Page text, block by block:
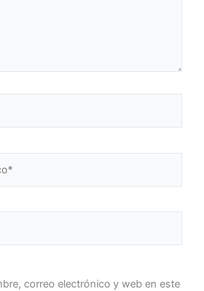
correo electrónico y web en este